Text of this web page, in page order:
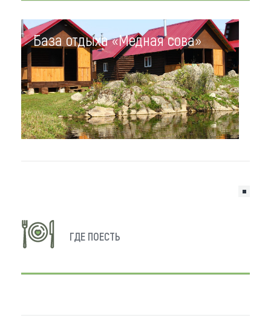
База отдыха «Медная сова»
ГДЕ ПОЕСТЬ